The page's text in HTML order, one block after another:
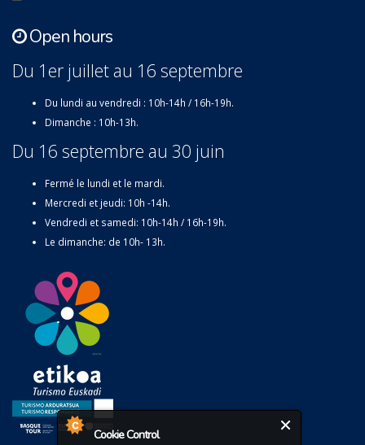
Cookie Control
Open hours
Du 1er juillet au 16 septembre
Du lundi au vendredi : 10h-14h / 16h-19h.
Dimanche : 10h-13h.
Du 16 septembre au 30 juin
Fermé le lundi et le mardi.
Mercredi et jeudi: 10h -14h.
Vendredi et samedi: 10h-14h / 16h-19h.
Le dimanche: de 10h- 13h.